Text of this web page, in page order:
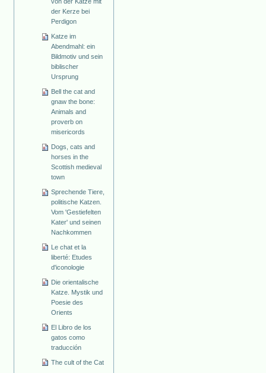
der Kerze bei
Perdigon
Katze im
Abendmahl: ein
Bildmotiv und sein
biblischer
Ursprung
Bell the cat and
gnaw the bone:
Animals and
proverb on
misericords
Dogs, cats and
horses in the
Scottish medieval
town
Sprechende Tiere,
politische Katzen.
Vom 'Gestiefelten
Kater' und seinen
Nachkommen
Le chat et la
liberté: Etudes
d'iconologie
Die orientalische
Katze. Mystik und
Poesie des
Orients
El Libro de los
gatos como
traducción
The cult of the Cat